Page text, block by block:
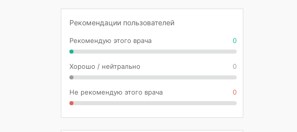
Рекомендации пользователей
Рекомендую этого врача 0
Хорошо / нейтрально 0
Не рекомендую этого врача 0